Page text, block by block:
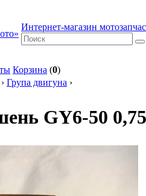
Интернет-магазин
Корзина (0)
› Група двигуна ›
GY6-50 0,75